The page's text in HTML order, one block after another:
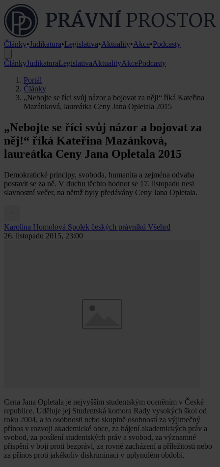
Články•Judikatura•Legislativa•Aktuality•Akce•Podcasty
ČlánkyJudikaturaLegislativaAktualityAkcePodcasty
Portál
Články
„Nebojte se říci svůj názor a bojovat za něj!“ říká Kateřina
Mazánková, laureátka Ceny Jana Opletala 2015
„Nebojte se říci svůj názor a bojovat za
něj!“ říká Kateřina Mazánková,
laureátka Ceny Jana Opletala 2015
Demokratické principy, svoboda, humanita a zejména odvaha
postavit se za ně. V duchu těchto hodnot se 17. listopadu nesl
slavnostní večer, na němž byly předávány Ceny Jana Opletala.
Karolína Homolová Spolek českých právníků Všehrd
26. listopadu 2015, 23:00
Cena Jana Opletala je nejvyšším studentským oceněním v České
republice. Uděluje jej Studentská komora Rady vysokých škol od
roku 2004, a to osobnosti nebo skupině osobností za výjimečný
přínos v rozvoji akademické obce, za hájení akademických práv a
svobod, za posílení studentských práv a svobod, za významné
přispění v boji proti bezpráví, za rovné zacházení a příležitosti nebo
za přínos proti jakékoliv diskriminaci v uplynulém období.